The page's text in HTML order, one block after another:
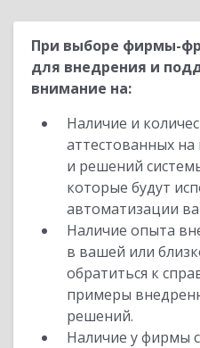
При выборе фирмы-
для внедрения и
внимание на:
Наличие и
аттестованных
и решений
которые будут
автоматизации
Наличие опыта
в вашей или
обратиться к
примеры
решений.
Наличие у фирмы